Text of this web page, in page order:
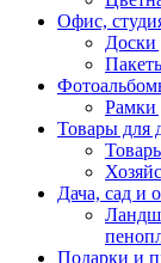
Офис,
Доски
Рамки
Товары для
Дача, сад и
Подарки и